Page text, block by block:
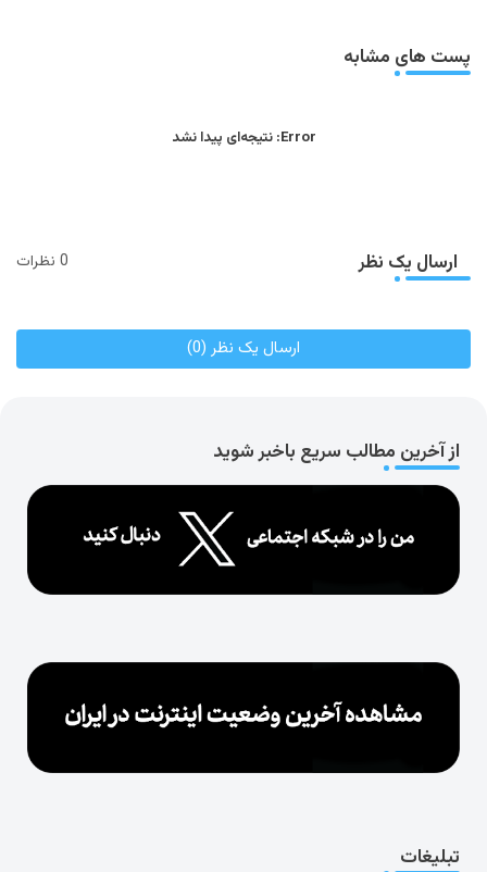
پست های مشابه
Error: نتیجه‌ای پیدا نشد
ارسال یک نظر 0 نظرات
ارسال یک نظر (0)
از آخرین مطالب سریع باخبر شوید
تبلیغات